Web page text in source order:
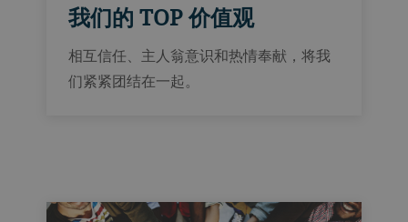
我们的 TOP 价值观
相互信任、主人翁意识和热情奉献，将我
们紧紧团结在一起。